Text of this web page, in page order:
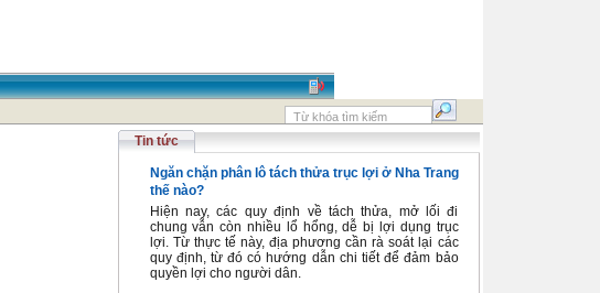
Tin tức
Ngăn chặn phân lô tách thửa trục lợi ở Nha Trang
thế nào?
Hiện nay, các quy định về tách thửa, mở lối đi
chung vẫn còn nhiều lổ hổng, dễ bị lợi dụng trục
lợi. Từ thực tế này, địa phương cần rà soát lại các
quy định, từ đó có hướng dẫn chi tiết để đảm bảo
quyền lợi cho người dân.